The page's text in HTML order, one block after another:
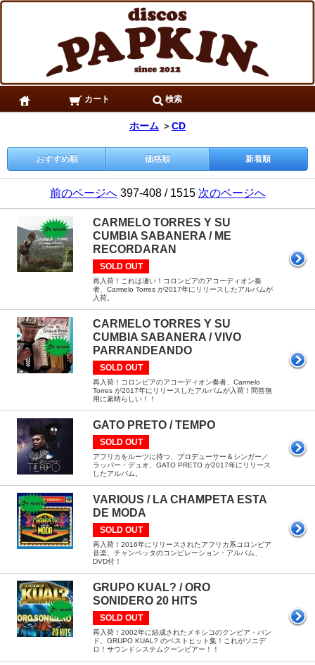
カート 検索
ホーム ＞CD
おすすめ順 価格順 新着順
前のページへ397-408 / 1515 次のページへ
CARMELO TORRES Y SU
CUMBIA SABANERA / ME
RECORDARAN
SOLD OUT
再入荷！これは凄い！コロンビアのアコーディオン奏
者、Carmelo Torres が2017年にリリースしたアルバムが
入荷。
CARMELO TORRES Y SU
CUMBIA SABANERA / VIVO
PARRANDEANDO
SOLD OUT
再入荷！コロンビアのアコーディオン奏者、Carmelo
Torres が2017年にリリースしたアルバムが入荷！問答無
用に素晴らしい！！
GATO PRETO / TEMPO
SOLD OUT
アフリカをルーツに持つ、プロデューサー＆シンガー／
ラッパー・デュオ、GATO PRETO が2017年にリリース
したアルバム。
VARIOUS / LA CHAMPETA ESTA
DE MODA
SOLD OUT
再入荷！2016年にリリースされたアフリカ系コロンビア
音楽、チャンペッタのコンピレーション・アルバム、
DVD付！
GRUPO KUAL? / ORO
SONIDERO 20 HITS
SOLD OUT
再入荷！2002年に結成されたメキシコのクンビア・バン
ド、GRUPO KUAL? のベストヒット集！これがソニデ
ロ！サウンドシステムクーンビアー！！